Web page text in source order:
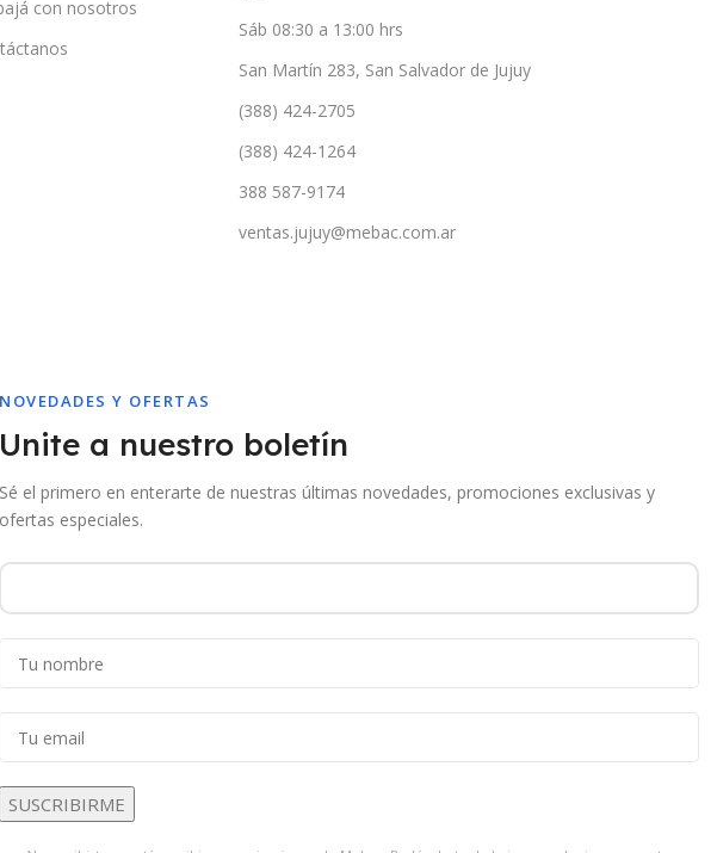
con nosotros
Sáb 08:30 a 13:00 hrs
San Martín 283, San Salvador de Jujuy
(388) 424-2705
(388) 424-1264
388 587-9174
ventas.jujuy@mebac.com.ar
NOVEDADES Y OFERTAS
Unite a nuestro boletín
Sé el primero en enterarte de nuestras últimas novedades, promociones exclusivas y
ofertas especiales.